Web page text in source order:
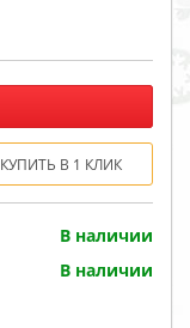
КУПИТЬ В 1 КЛИК
В наличии
В наличии